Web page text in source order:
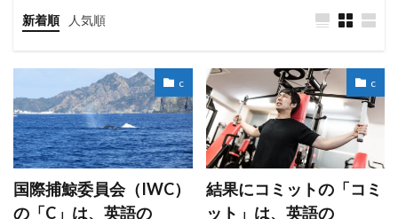
新着順 人気順
c
国際捕鯨委員会（IWC）
の「C」は、英語の
c
結果にコミットの「コミ
ット」は、英語の